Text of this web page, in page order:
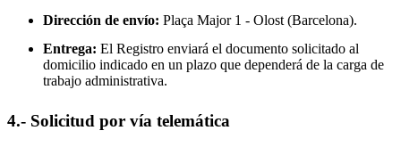
Dirección de envío: Plaça Major 1 - Olost (Barcelona).
Entrega: El Registro enviará el documento solicitado al
domicilio indicado en un plazo que dependerá de la carga de
trabajo administrativa.
4.- Solicitud por vía telemática